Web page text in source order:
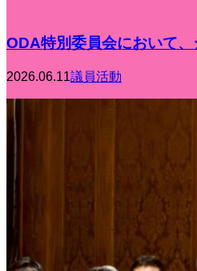
ODA特別委員会において、
2026.06.11議員活動